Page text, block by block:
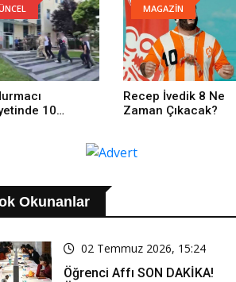
10
MAGAZİN
Recep İvedik 8 Ne
Zaman Çıkacak?
Okunanlar
02 Temmuz 2026, 15:24
Öğrenci Affı SON DAKİKA!